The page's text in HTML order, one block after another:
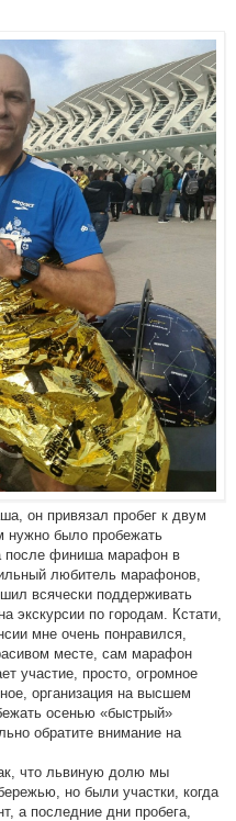
он привязал пробег к двум
нужно было пробежать
после финиша марафон в
любитель марафонов,
всячески поддерживать
экскурсии по городам. Кстати,
мне очень понравился,
месте, сам марафон
участие, просто, огромное
организация на высшем
осенью «быстрый»
обратите внимание на
что львиную долю мы
но были участки, когда
а последние дни пробега,